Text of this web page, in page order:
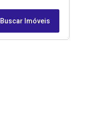
Buscar Imóveis